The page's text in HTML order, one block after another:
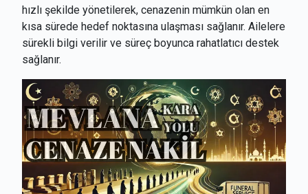
hızlı şekilde yönetilerek, cenazenin mümkün olan en
kısa sürede hedef noktasına ulaşması sağlanır. Ailelere
sürekli bilgi verilir ve süreç boyunca rahatlatıcı destek
sağlanır.